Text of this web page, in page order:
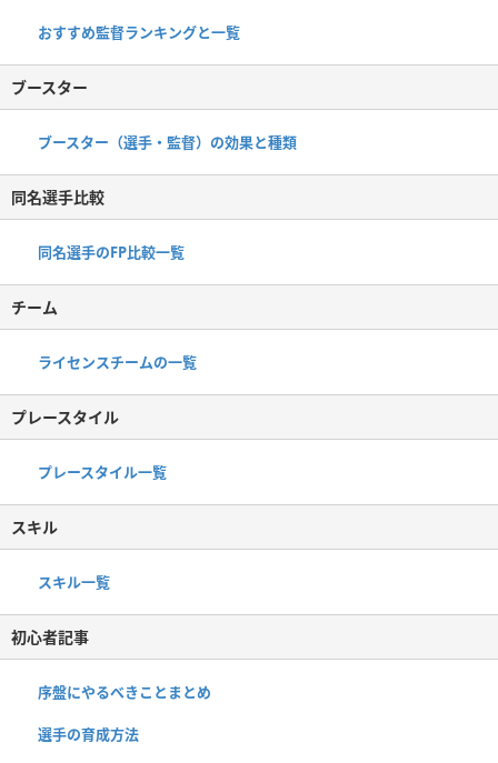
おすすめ監督ランキングと一覧
ブースター
ブースター（選手・監督）の効果と種類
同名選手比較
同名選手のFP比較一覧
チーム
ライセンスチームの一覧
プレースタイル
プレースタイル一覧
スキル
スキル一覧
初心者記事
序盤にやるべきことまとめ
選手の育成方法